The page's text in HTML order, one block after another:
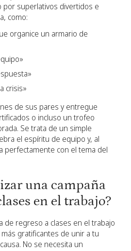
por superlativos divertidos e
como:
organice un armario de
crisis»
de sus pares y entregue
o incluso un trofeo
Se trata de un simple
el espíritu de equipo y, al
perfectamente con el tema del
una campaña
en el trabajo?
de regreso a clases en el trabajo
gratificantes de unir a tu
No se necesita un